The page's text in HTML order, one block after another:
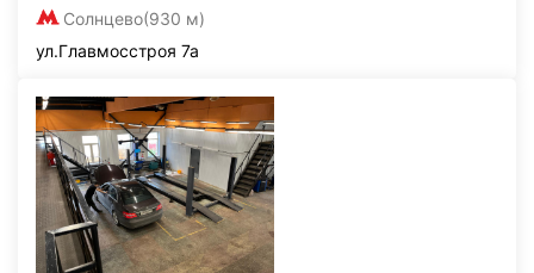
Солнцево(930 м)
ул.Главмосстроя 7а